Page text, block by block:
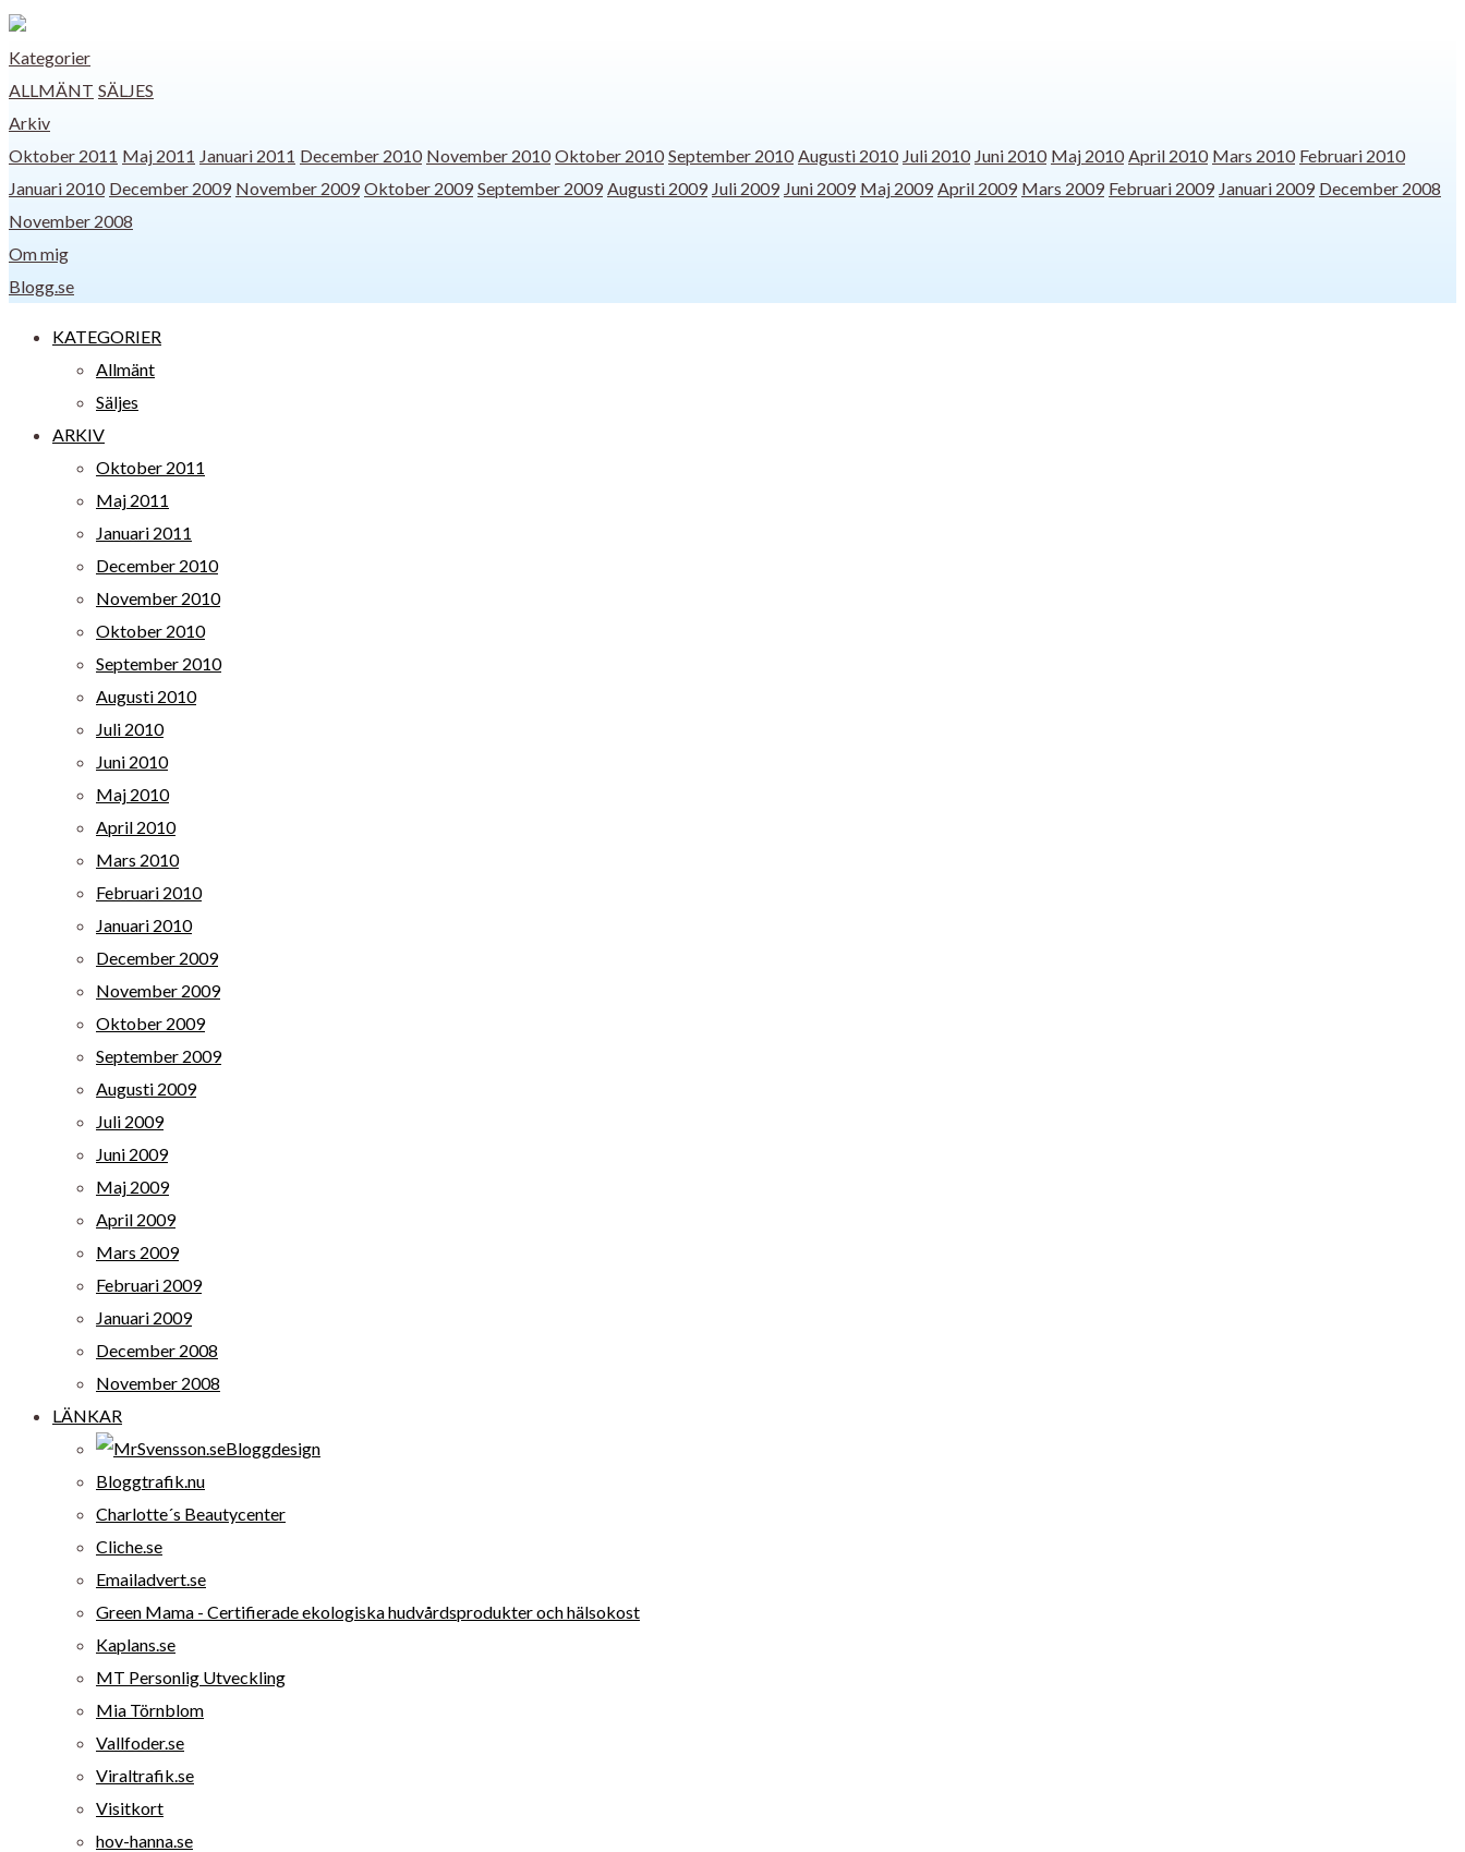
Kategorier
ALLMÄNT SÄLJES
Arkiv
Oktober 2011 Maj 2011 Januari 2011 December 2010 November 2010 Oktober 2010 September 2010 Augusti 2010 Juli 2010 Juni 2010 Maj 2010 April 2010 Mars 2010 Februari 2010
Januari 2010 December 2009 November 2009 Oktober 2009 September 2009 Augusti 2009 Juli 2009 Juni 2009 Maj 2009 April 2009 Mars 2009 Februari 2009 Januari 2009 December 2008
November 2008
Om mig
Blogg.se
KATEGORIER
Allmänt
Säljes
ARKIV
Oktober 2011
Maj 2011
Januari 2011
December 2010
November 2010
Oktober 2010
September 2010
Augusti 2010
Juli 2010
Juni 2010
Maj 2010
April 2010
Mars 2010
Februari 2010
Januari 2010
December 2009
November 2009
Oktober 2009
September 2009
Augusti 2009
Juli 2009
Juni 2009
Maj 2009
April 2009
Mars 2009
Februari 2009
Januari 2009
December 2008
November 2008
LÄNKAR
Bloggdesign
Bloggtrafik.nu
Charlotte´s Beautycenter
Cliche.se
Emailadvert.se
Green Mama - Certifierade ekologiska hudvårdsprodukter och hälsokost
Kaplans.se
MT Personlig Utveckling
Mia Törnblom
Vallfoder.se
Viraltrafik.se
Visitkort
hov-hanna.se